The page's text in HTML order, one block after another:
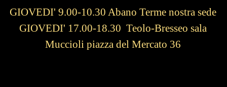
GIOVEDI' 9.00-10.30 Abano Terme nostra sede
GIOVEDI' 17.00-18.30 Teolo-Bresseo sala
Muccioli piazza del Mercato 36